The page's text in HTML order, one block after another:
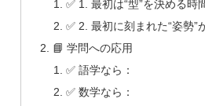
✅ 1. 最初は“型”を決める時
✅ 2. 最初に刻まれた“姿勢”
📘 学問への応用
✅ 語学なら：
✅ 数学なら：